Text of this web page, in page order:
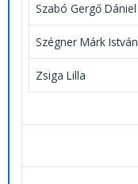
Szabó Gergő Dániel
Szégner Márk István
Zsiga Lilla